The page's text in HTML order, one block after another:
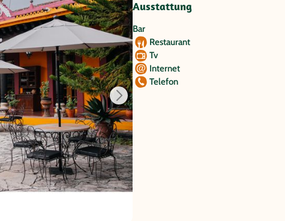
Ausstattung
Bar
Restaurant
Tv
Internet
Telefon